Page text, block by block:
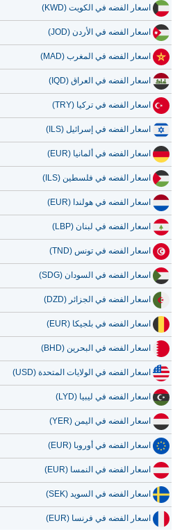
10 يوليو 2026
9 يوليو 2026
8 يوليو 2026
7 يوليو 2026
اسعار الفضه في الكويت (KWD)
اسعار الفضه في الأردن (JOD)
اسعار الفضه في المغرب (MAD)
اسعار الفضه في العراق (IQD)
اسعار الفضه في تركيا (TRY)
اسعار الفضه في إسرائيل (ILS)
اسعار الفضه في ألمانيا (EUR)
اسعار الفضه في فلسطين (ILS)
اسعار الفضه في هولندا (EUR)
اسعار الفضه في لبنان (LBP)
اسعار الفضه في تونس (TND)
اسعار الفضه في السودان (SDG)
اسعار الفضه في الجزائر (DZD)
اسعار الفضه في بلجيكا (EUR)
اسعار الفضه في البحرين (BHD)
اسعار الفضه في الولايات المتحدة (USD)
اسعار الفضه في ليبيا (LYD)
اسعار الفضه في اليمن (YER)
اسعار الفضه في أوروبا (EUR)
اسعار الفضه في النمسا (EUR)
اسعار الفضه في السويد (SEK)
اسعار الفضه في فرنسا (EUR)